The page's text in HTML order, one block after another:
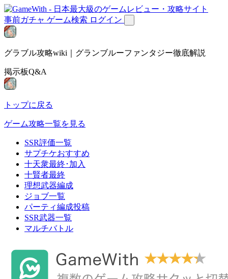
事前ガチャ ゲーム検索 ログイン
グラブル攻略wiki｜グランブルーファンタジー徹底解説
掲示板Q&A
トップに戻る
ゲーム攻略一覧を見る
SSR評価一覧
サプチケおすすめ
十天衆最終･加入
十賢者最終
理想武器編成
ジョブ一覧
パーティ編成投稿
SSR武器一覧
マルチバトル